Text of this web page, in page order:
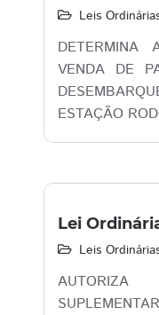
Leis
DETERMINA
VENDA DE
ESTAÇÃO
Lei
Leis